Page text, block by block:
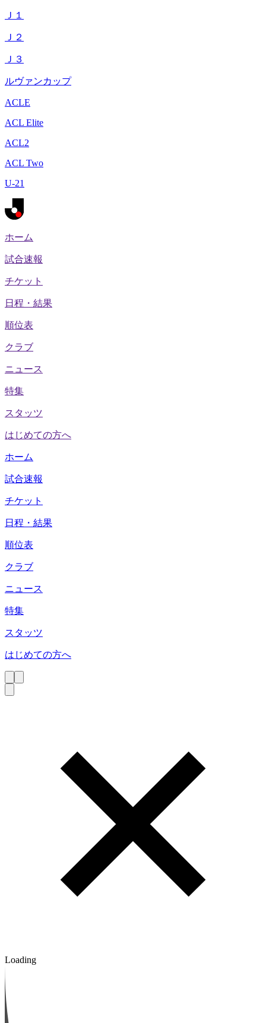
Ｊ１
Ｊ２
Ｊ３
ルヴァンカップ
ACLE
ACL Elite
ACL2
ACL Two
U-21
ホーム
試合速報
チケット
日程・結果
順位表
クラブ
ニュース
特集
スタッツ
はじめての方へ
ホーム
試合速報
チケット
日程・結果
順位表
クラブ
ニュース
特集
スタッツ
はじめての方へ
Loading